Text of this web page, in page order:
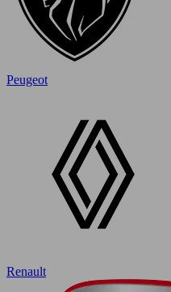
Peugeot
Renault